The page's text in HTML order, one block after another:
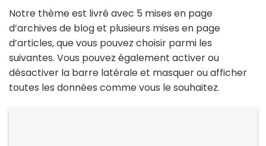
Notre thème est livré avec 5 mises en page
d’archives de blog et plusieurs mises en page
d’articles, que vous pouvez choisir parmi les
suivantes. Vous pouvez également activer ou
désactiver la barre latérale et masquer ou afficher
toutes les données comme vous le souhaitez.